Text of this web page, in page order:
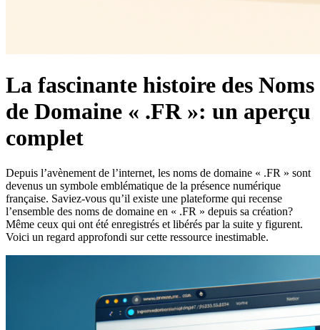
La fascinante histoire des Noms
de Domaine « .FR »: un aperçu
complet
Depuis l’avènement de l’internet, les noms de domaine « .FR » sont
devenus un symbole emblématique de la présence numérique
française. Saviez-vous qu’il existe une plateforme qui recense
l’ensemble des noms de domaine en « .FR » depuis sa création?
Même ceux qui ont été enregistrés et libérés par la suite y figurent.
Voici un regard approfondi sur cette ressource inestimable.